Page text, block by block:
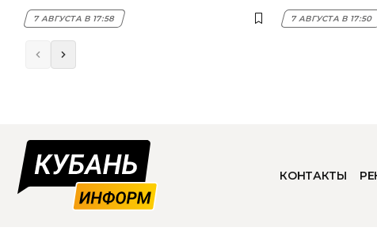
7 АВГУСТА В 17:58 7 АВГУСТА В 17:50
КОНТАКТЫ